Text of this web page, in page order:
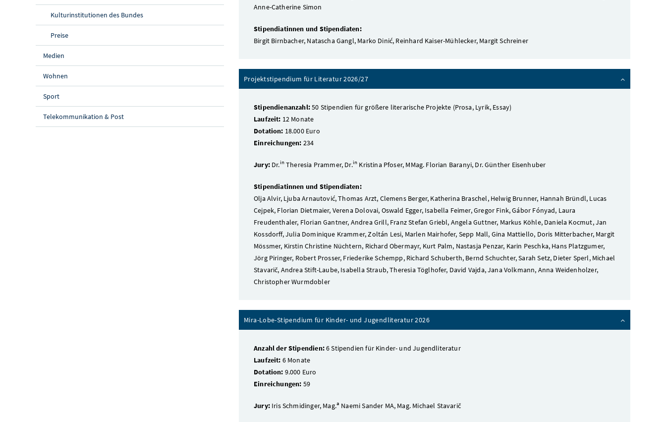
Kulturinstitutionen des Bundes
Preise
Medien
Wohnen
Sport
Telekommunikation & Post
Anne-Catherine Simon
Stipendiatinnen und Stipendiaten:
Birgit Birnbacher, Natascha Gangl, Marko Dinić, Reinhard Kaiser-Mühlecker, Margit Schreiner
Projektstipendium für Literatur 2026/27
Stipendienanzahl:50 Stipendien für größere literarische Projekte (Prosa, Lyrik, Essay)
Laufzeit: 12 Monate
Dotation: 18.000 Euro
Einreichungen: 234
Jury: Dr.inTheresia Prammer, Dr.in Kristina Pfoser, MMag. Florian Baranyi, Dr. Günther Eisenhuber
Stipendiatinnen und Stipendiaten:
Olja Alvir, Ljuba Arnautović, Thomas Arzt, Clemens Berger, Katherina Braschel, Helwig Brunner, Hannah Bründl, Lucas
Cejpek, Florian Dietmaier, Verena Dolovai, Oswald Egger, Isabella Feimer, Gregor Fink, Gábor Fónyad, Laura
Freudenthaler, Florian Gantner, Andrea Grill, Franz Stefan Griebl, Angela Guttner, Markus Köhle, Daniela Kocmut, Jan
Kossdorff, Julia Dominique Krammer, Zoltán Lesi, Marlen Mairhofer, Sepp Mall, Gina Mattiello, Doris Mitterbacher, Margit
Mössmer, Kirstin Christine Nüchtern, Richard Obermayr, Kurt Palm, Nastasja Penzar, Karin Peschka, Hans Platzgumer,
Jörg Piringer, Robert Prosser, Friederike Schempp, Richard Schuberth, Bernd Schuchter, Sarah Setz, Dieter Sperl, Michael
Stavarič, Andrea Stift-Laube, Isabella Straub, Theresia Töglhofer, David Vajda, Jana Volkmann, Anna Weidenholzer,
Christopher Wurmdobler
Mira-Lobe-Stipendium für Kinder- und Jugendliteratur 2026
Anzahl der Stipendien:6 Stipendien für Kinder- und Jugendliteratur
Laufzeit: 6 Monate
Dotation: 9.000 Euro
Einreichungen: 59
Jury: Iris Schmidinger, Mag.a Naemi Sander MA, Mag. Michael Stavarič